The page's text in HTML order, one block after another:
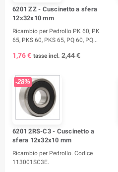
6201 ZZ - Cuscinetto a sfera
12x32x10 mm
Ricambio per Pedrollo PK 60, PK
65, PKS 60, PKS 65, PQ 60, PQ...
1,76 € tasse incl. 2,44 €
-28%
6201 2RS-C3 - Cuscinetto a
sfera 12x32x10 mm
Ricambio per Pedrollo. Codice
113001SC3E.